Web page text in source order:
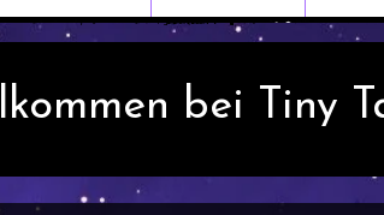
bei Tiny